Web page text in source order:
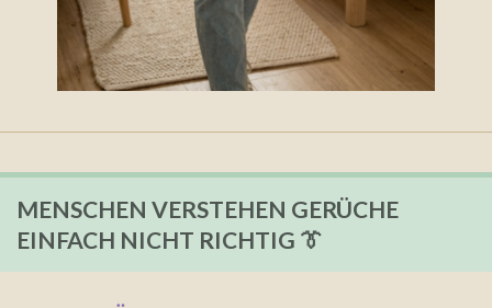
MENSCHEN VERSTEHEN GERÜCHE
EINFACH NICHT RICHTIG 👔